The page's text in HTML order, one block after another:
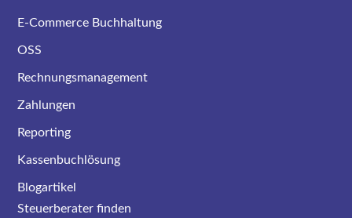
E-Commerce Buchhaltung
OSS
Rechnungsmanagement
Zahlungen
Reporting
Kassenbuchlösung
Blogartikel
Steuerberater finden